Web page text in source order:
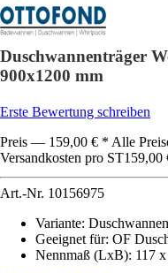
Duschwannenträger
900x1200 mm
Erste Bewertung schreiben
Preis — 159,00 € * Alle
Versandkosten pro ST159,00
Art.-Nr. 10156975
Variante:
Geeignet für: OF
Nennmaß (LxB): 117